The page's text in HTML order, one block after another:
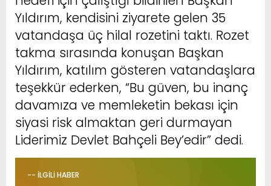
Yıldırım, kendisini ziyarete gelen 35
vatandaşa üç hilal rozetini taktı. Rozet
takma sırasında konuşan Başkan
Yıldırım, katılım gösteren vatandaşlara
teşekkür ederken, “Bu güven, bu inanç
davamıza ve memleketin bekası için
siyasi risk almaktan geri durmayan
Liderimiz Devlet Bahçeli Bey’edir” dedi.
-- İLGİLİ HABER